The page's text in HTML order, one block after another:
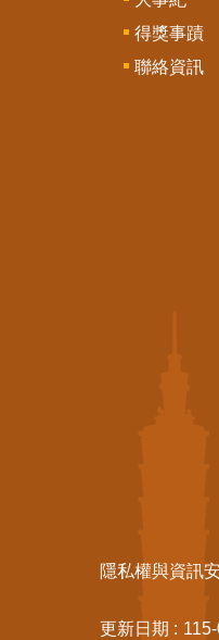
得獎事蹟
聯絡資訊
隱私權與資訊
更新日期